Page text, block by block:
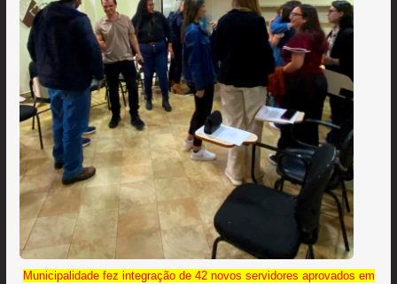
Municipalidade fez integração de 42 novos servidores aprovados em